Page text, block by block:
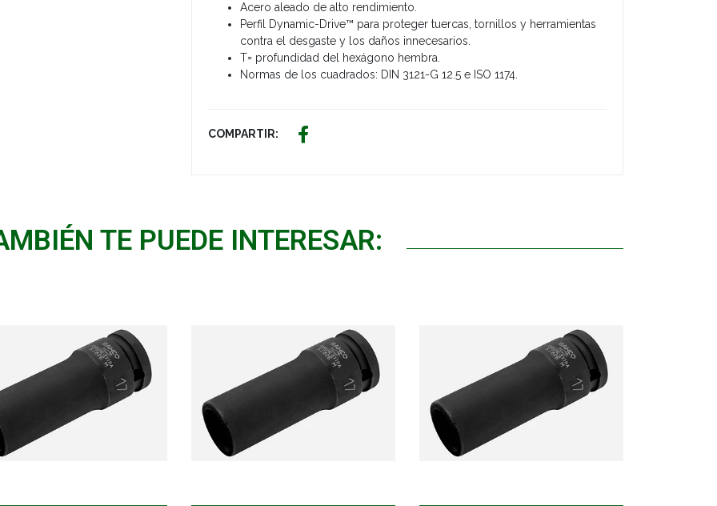
Acero aleado de alto rendimiento.
Perfil Dynamic-Drive™ para proteger tuercas, tornillos y herramientas
contra el desgaste y los daños innecesarios.
T= profundidad del hexágono hembra.
Normas de los cuadrados: DIN 3121-G 12.5 e ISO 1174.
COMPARTIR:
TE PUEDE INTERESAR: